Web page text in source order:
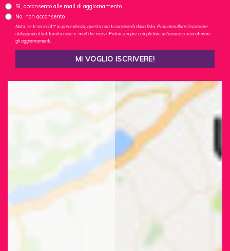
Sì, acconsento alle mail di aggiornamento
No, non acconsento
Nota: se ti sei iscritt* in precedenza, questo non ti cancellerà dalla lista. Puoi annullare l'iscrizione
utilizzando il link fornito nelle e-mail che ricevi. Potrai sempre completare un'azione senza attivare
gli aggiornamenti.